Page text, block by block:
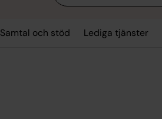
Samtal och stöd Lediga tjänster